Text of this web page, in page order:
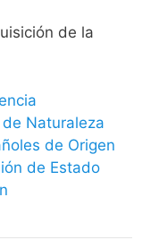
de la
Naturaleza
de Origen
de Estado